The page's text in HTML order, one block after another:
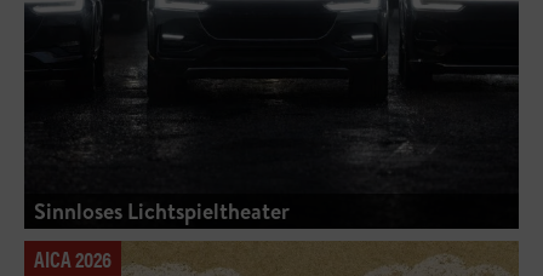
Sinnloses Lichtspieltheater
AICA 2026